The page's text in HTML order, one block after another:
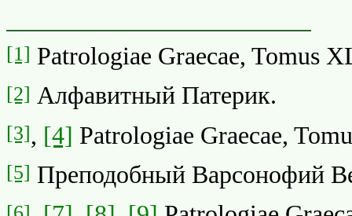
[1] Patrologiae Graecae, Tomus
[2] Алфавитный Патерик.
[3], [4] Patrologiae Graecae,
[5] Преподобный Варсонофий